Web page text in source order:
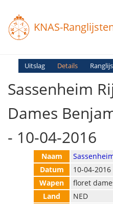
KNAS-
Uitslag Details
Sassenheim
Dames
- 10-04-2016
Naam
Datum
10-04-2016
Wapen
floret
Land
NED